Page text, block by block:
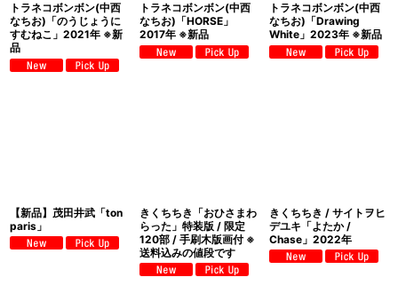
トラネコボンボン(中西
なちお)「のうじょうに
すむねこ」2021年 ※新
品
トラネコボンボン(中西
なちお)「HORSE」
2017年 ※新品
トラネコボンボン(中西
なちお)「Drawing
White」2023年 ※新品
【新品】茂田井武「ton
paris」
きくちちき「おひさまわ
らった」特装版 / 限定
120部 / 手刷木版画付 ※
送料込みの値段です
きくちちき / サイトヲヒ
デユキ「よたか /
Chase」2022年